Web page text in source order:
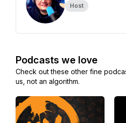
Host
Podcasts we love
Check out these other fine
us, not an algorithm.